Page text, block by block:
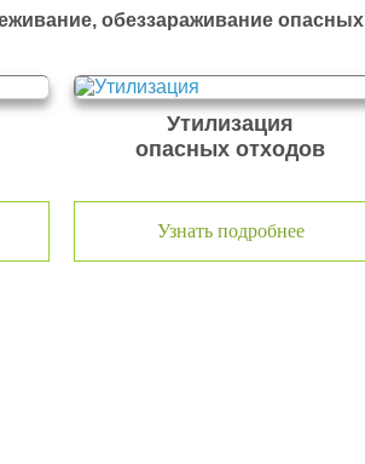
обеззараживание опасных
Утилизация
опасных отходов
Узнать подробнее